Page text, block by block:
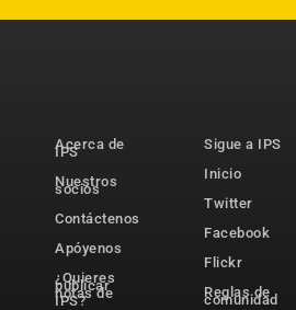
Acerca de
IPS
Nuestros
socios
Contáctenos
Apóyenos
¿Quieres
publicar
notas de
IPS?
Sigue a IPS
Inicio
Twitter
Facebook
Flickr
Reglas de
comunidad